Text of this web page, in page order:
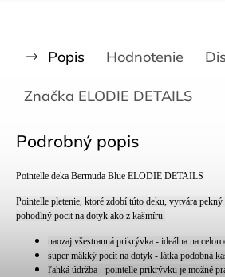
Popis Hodnotenie
Značka ELODIE DETAILS
Podrobný popis
Pointelle deka Bermuda Blue ELODIE DETAILS
Pointelle pletenie, ktoré zdobí túto deku, vytvára
pohodlný pocit na dotyk ako z kašmíru.
naozaj všestranná prikrývka - ideálna na
super mäkký pocit na dotyk - látka podobná
ľahká údržba - pointelle prikrývku je možné